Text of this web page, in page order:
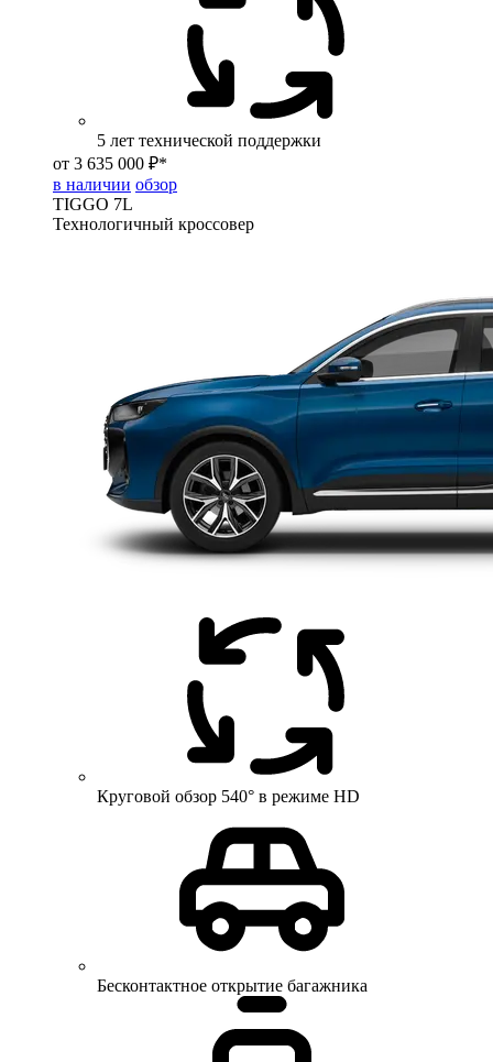
5 лет технической поддержки
от 3 635 000 ₽*
в наличии обзор
TIGGO 7L
Технологичный кроссовер
Круговой обзор 540° в режиме HD
Бесконтактное открытие багажника